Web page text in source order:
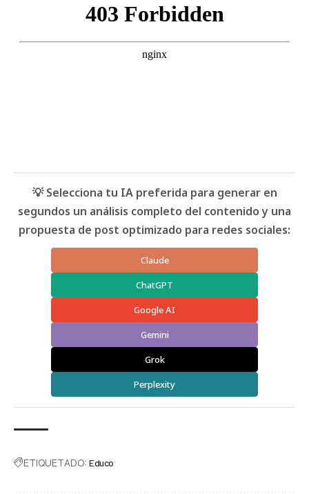
💡 Selecciona tu IA preferida para generar en
segundos un análisis completo del contenido y una
propuesta de post optimizado para redes sociales:
Claude
ChatGPT
Google AI
Gemini
Grok
Perplexity
ETIQUETADO: Educo